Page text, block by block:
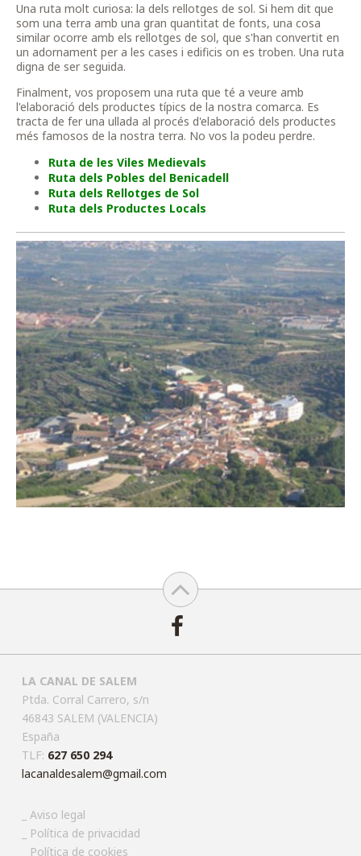
Una ruta molt curiosa: la dels rellotges de sol. Si hem dit que
som una terra amb una gran quantitat de fonts, una cosa
similar ocorre amb els rellotges de sol, que s'han convertit en
un adornament per a les cases i edificis on es troben. Una ruta
digna de ser seguida.
Finalment, vos proposem una ruta que té a veure amb
l'elaboració dels productes típics de la nostra comarca. Es
tracta de fer una ullada al procés d'elaboració dels productes
més famosos de la nostra terra. No vos la podeu perdre.
Ruta de les Viles Medievals
Ruta dels Pobles del Benicadell
Ruta dels Rellotges de Sol
Ruta dels Productes Locals
LA CANAL DE SALEM
Ptda. Corral Carrero, s/n
46843 SALEM (VALENCIA)
España
TLF: 627 650 294
lacanaldesalem@gmail.com
Aviso legal
Política de privacidad
Política de cookies